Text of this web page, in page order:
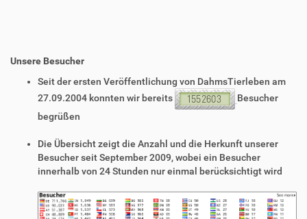
Unsere Besucher
Seit der ersten Veröffentlichung von DahmsTierleben am
27.09.2004 konnten wir bereits
Besucher
begrüßen
Die Übersicht zeigt die Anzahl und die Herkunft unserer
Besucher seit September 2009, wobei ein Besucher
innerhalb von 24 Stunden nur einmal berücksichtigt wird